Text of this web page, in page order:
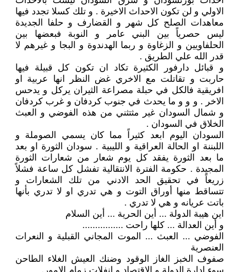
الاولي و لن تكون الاحداث الاخيرة . و تلك كسلا تجدد فيها
معاهدات الصلح كل شهر و القضارف و حلفا الجديدة
ليس حصرياً بين البني عامر و النوبة فبعضها بين
الحلفاويين و الزغاوة و ربما الهدندوة و البجا و غيرهم لا
قدر الله علي الطريق .
و قبائل دارفور الكثيرة تكاد ان تكون كل قبيلة فيها
حاربت و تقاتلت مع الاخري غض النظر انها عربية او
افريقية فالكل في حبلة مصراعة الثيران يركل و يدحس
الاخر . و و و ما يحدث في جنوب كردفان و غرب كردفان
و شمال السودان غير مثتثني من هذه الفوضي و العبث
الخلاق في السودان .
السودان اليوم ابعد كثيراً مما كان يسمي الصوملة و
اللبننة او الحالة العراقية و الليبية . سودان الثورة او بعد
ما بعد الثورة يفقد كل يوم شعار من شعارات الثورة
المجيدة . حكومة الفترة الانتقالية تفشل كل ساعة فشلاً
زريعاً في تحقيق الحد الادني من تلك الشعارات و
تتساقط منها أوراق التوت و هي تدري او لا تدري بأنها
باتت عريانه و هي لا تدري .
اين هيبة الدولة ... أين الحرية ... أين السلام
و أين العدالة ... كلها راحت ................
الفوضي ... العبث ... الموت المجاني القبلية و النعرات
العنصرية
صفوف الخبز الغاز الوقود وضنك العيش الغلاء الطاحن